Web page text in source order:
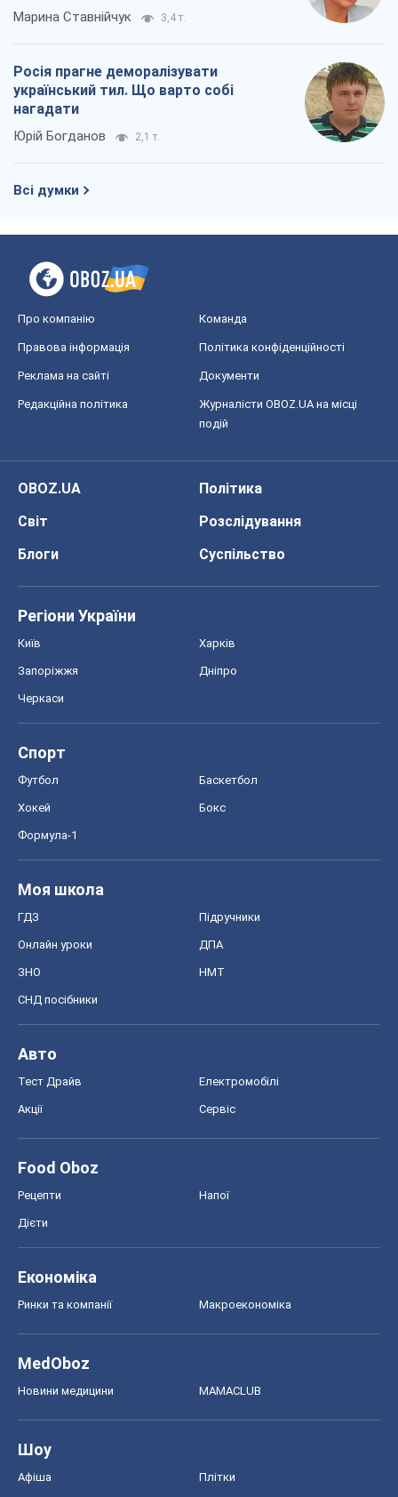
Марина Ставнійчук 3,4 т.
Росія прагне деморалізувати
український тил. Що варто собі
нагадати
Юрій Богданов 2,1 т.
Всі думки
Про компанію Команда
Правова інформація Політика конфіденційності
Реклама на сайті Документи
Редакційна політика
Журналісти OBOZ.UA на місці
подій
OBOZ.UA
Політика
Світ
Розслідування
Блоги
Суспільство
Регіони України
Київ Харків
Запоріжжя Дніпро
Черкаси
Спорт
Футбол Баскетбол
Хокей Бокс
Формула-1
Моя школа
ГДЗ Підручники
Онлайн уроки ДПА
ЗНО НМТ
СНД посібники
Авто
Тест Драйв Електромобілі
Акції Сервіс
Food Oboz
Рецепти Напої
Дієти
Економіка
Ринки та компанії Макроекономіка
MedOboz
Новини медицини MAMACLUB
Шоу
Афіша Плітки